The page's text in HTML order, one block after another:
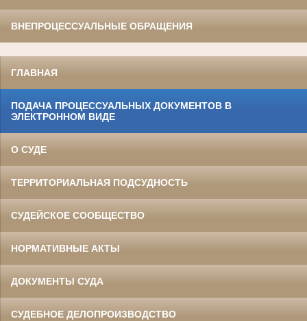
ВНЕПРОЦЕССУАЛЬНЫЕ ОБРАЩЕНИЯ
ГЛАВНАЯ
ПОДАЧА ПРОЦЕССУАЛЬНЫХ ДОКУМЕНТОВ В
ЭЛЕКТРОННОМ ВИДЕ
О СУДЕ
ТЕРРИТОРИАЛЬНАЯ ПОДСУДНОСТЬ
СУДЕЙСКОЕ СООБЩЕСТВО
НОРМАТИВНЫЕ АКТЫ
ДОКУМЕНТЫ СУДА
СУДЕБНОЕ ДЕЛОПРОИЗВОДСТВО